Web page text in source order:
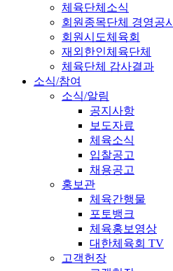
체육단체소식
회원종목단체 경영공시
회원시도체육회
재외한인체육단체
체육단체 감사결과
소식/참여
소식/알림
공지사항
보도자료
체육소식
입찰공고
채용공고
홍보관
체육간행물
포토뱅크
체육홍보영상
대한체육회 TV
고객헌장